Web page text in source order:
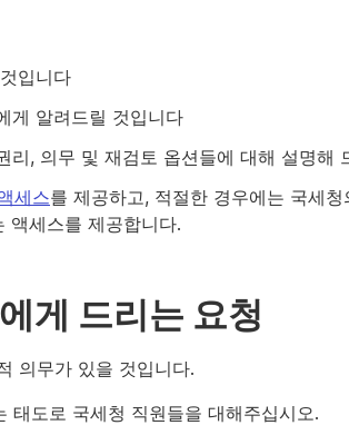
입니다
게 알려드릴 것입니다
리, 의무 및 재검토 옵션들에 대해 설명해
세스를 제공하고, 적절한 경우에는 국세청
액세스를 제공합니다.
게 드리는 요청
의무가 있을 것입니다.
태도로 국세청 직원들을 대해주십시오.